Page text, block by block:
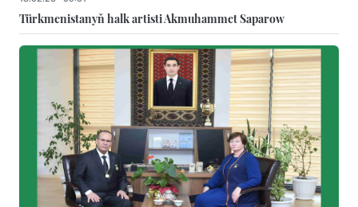
Türkmenistanyň halk artisti Akmuhammet Saparow